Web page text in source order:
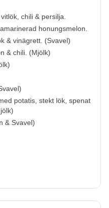
chili & persilja.
honungsmelon.
& vinägrett. (Svavel)
& chili. (Mjölk)
)
)
potatis, stekt lök, spenat
)
& Svavel)